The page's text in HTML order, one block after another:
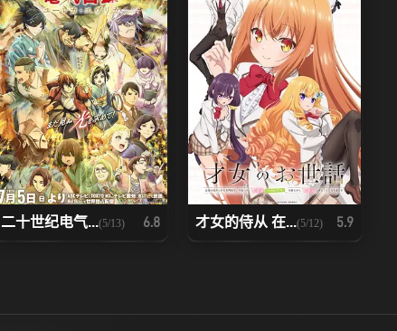
二十世纪电气...(5/13) 6.8 才女的侍从 在...(5/12) 5.9